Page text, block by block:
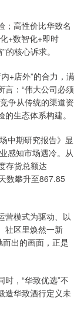
高性价比华致名
+数智化+即时
核心诉求。
+店外”的合力，满
言：“伟大公司必须
争从传统的渠道资
生态体系构建。
中期研究报告》显
感知市场遇冷。从
存货总额达
数攀升至867.85
模式为驱动、以
社区里焕然一新
而出的画面，正是
，“华致优选”不
造华致酒行定义未